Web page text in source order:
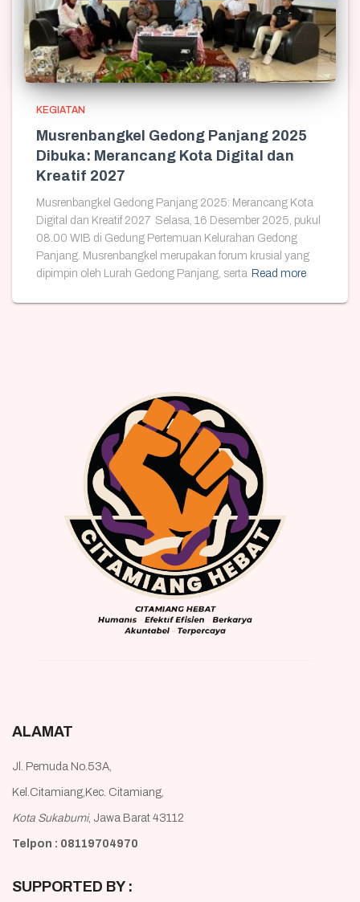
KEGIATAN
Musrenbangkel Gedong Panjang 2025
Dibuka: Merancang Kota Digital dan
Kreatif 2027
Musrenbangkel Gedong Panjang 2025: Merancang Kota
Digital dan Kreatif 2027 Selasa, 16 Desember 2025, pukul
08.00 WIB di Gedung Pertemuan Kelurahan Gedong
Panjang. Musrenbangkel merupakan forum krusial yang
dipimpin oleh Lurah Gedong Panjang, serta Read more
ALAMAT
Jl. Pemuda No.53A,
Kel.Citamiang,Kec. Citamiang,
Kota Sukabumi, Jawa Barat 43112
Telpon : 08119704970
SUPPORTED BY :